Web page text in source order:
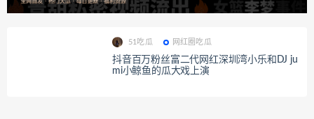
51吃瓜 网红圈吃瓜
抖音百万粉丝富二代网红深圳湾小乐和DJ ju
mi小鲸鱼的瓜大戏上演